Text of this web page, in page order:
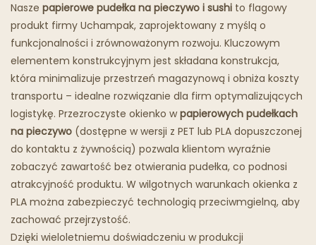
Piekarnia
Tłusta Łyżka
Restauracje Duchów
Nasze papierowe pudełka na pieczywo i sushi to flagowy
produkt firmy Uchampak, zaprojektowany z myślą o
funkcjonalności i zrównoważonym rozwoju. Kluczowym
elementem konstrukcyjnym jest składana konstrukcja,
która minimalizuje przestrzeń magazynową i obniża koszty
transportu – idealne rozwiązanie dla firm optymalizujących
logistykę. Przezroczyste okienko wpapierowych pudełkach
na pieczywo (dostępne w wersji z PET lub PLA dopuszczonej
do kontaktu z żywnością) pozwala klientom wyraźnie
zobaczyć zawartość bez otwierania pudełka, co podnosi
atrakcyjność produktu. W wilgotnych warunkach okienka z
PLA można zabezpieczyć technologią przeciwmgielną, aby
zachować przejrzystość.
Dzięki wieloletniemu doświadczeniu w produkcji